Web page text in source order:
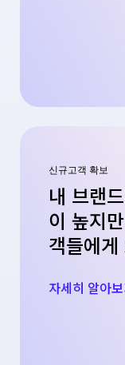
신규고객 확보
내 브랜
이 높지
객들에
자세히 알아